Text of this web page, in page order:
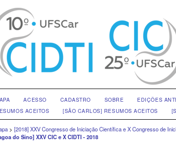
ACESSO CADASTRO SOBRE EDIÇÕES
ACEITOS
[SÃO CARLOS] RESUMOS ACEITOS
>[2018] XXV Congresso de Iniciação Científica e X Congresso de
do Sino] XXV CIC e X CIDTI - 2018